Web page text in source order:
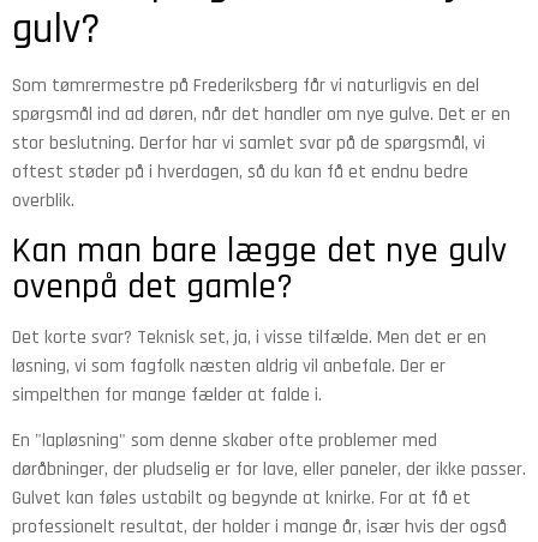
gulv?
Som tømrermestre på Frederiksberg får vi naturligvis en del
spørgsmål ind ad døren, når det handler om nye gulve. Det er en
stor beslutning. Derfor har vi samlet svar på de spørgsmål, vi
oftest støder på i hverdagen, så du kan få et endnu bedre
overblik.
Kan man bare lægge det nye gulv
ovenpå det gamle?
Det korte svar? Teknisk set, ja, i visse tilfælde. Men det er en
løsning, vi som fagfolk næsten aldrig vil anbefale. Der er
simpelthen for mange fælder at falde i.
En "lapløsning" som denne skaber ofte problemer med
døråbninger, der pludselig er for lave, eller paneler, der ikke passer.
Gulvet kan føles ustabilt og begynde at knirke. For at få et
professionelt resultat, der holder i mange år, især hvis der også